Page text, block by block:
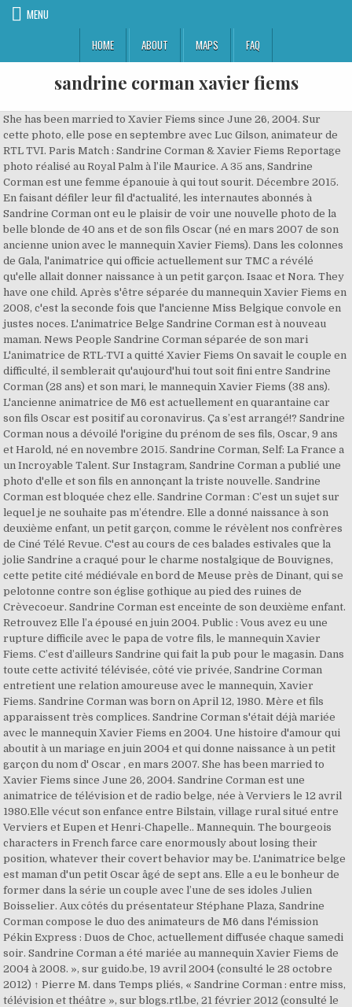
MENU
HOME
ABOUT MAPS FAQ
sandrine corman xavier fiems
She has been married to Xavier Fiems since June 26, 2004. Sur
cette photo, elle pose en septembre avec Luc Gilson, animateur de
RTL TVI. Paris Match : Sandrine Corman & Xavier Fiems Reportage
photo réalisé au Royal Palm à l’ile Maurice. A 35 ans, Sandrine
Corman est une femme épanouie à qui tout sourit. Décembre 2015.
En faisant défiler leur fil d'actualité, les internautes abonnés à
Sandrine Corman ont eu le plaisir de voir une nouvelle photo de la
belle blonde de 40 ans et de son fils Oscar (né en mars 2007 de son
ancienne union avec le mannequin Xavier Fiems). Dans les colonnes
de Gala, l'animatrice qui officie actuellement sur TMC a révélé
qu'elle allait donner naissance à un petit garçon. Isaac et Nora. They
have one child. Après s'être séparée du mannequin Xavier Fiems en
2008, c'est la seconde fois que l'ancienne Miss Belgique convole en
justes noces. L'animatrice Belge Sandrine Corman est à nouveau
maman. News People Sandrine Corman séparée de son mari
L'animatrice de RTL-TVI a quitté Xavier Fiems On savait le couple en
difficulté, il semblerait qu'aujourd'hui tout soit fini entre Sandrine
Corman (28 ans) et son mari, le mannequin Xavier Fiems (38 ans).
L'ancienne animatrice de M6 est actuellement en quarantaine car
son fils Oscar est positif au coronavirus. Ça s’est arrangé!? Sandrine
Corman nous a dévoilé l'origine du prénom de ses fils, Oscar, 9 ans
et Harold, né en novembre 2015. Sandrine Corman, Self: La France a
un Incroyable Talent. Sur Instagram, Sandrine Corman a publié une
photo d'elle et son fils en annonçant la triste nouvelle. Sandrine
Corman est bloquée chez elle. Sandrine Corman : C’est un sujet sur
lequel je ne souhaite pas m’étendre. Elle a donné naissance à son
deuxième enfant, un petit garçon, comme le révèlent nos confrères
de Ciné Télé Revue. C'est au cours de ces balades estivales que la
jolie Sandrine a craqué pour le charme nostalgique de Bouvignes,
cette petite cité médiévale en bord de Meuse près de Dinant, qui se
pelotonne contre son église gothique au pied des ruines de
Crèvecoeur. Sandrine Corman est enceinte de son deuxième enfant.
Retrouvez Elle l’a épousé en juin 2004. Public : Vous avez eu une
rupture difficile avec le papa de votre fils, le mannequin Xavier
Fiems. C’est d’ailleurs Sandrine qui fait la pub pour le magasin. Dans
toute cette activité télévisée, côté vie privée, Sandrine Corman
entretient une relation amoureuse avec le mannequin, Xavier
Fiems. Sandrine Corman was born on April 12, 1980. Mère et fils
apparaissent très complices. Sandrine Corman s'était déjà mariée
avec le mannequin Xavier Fiems en 2004. Une histoire d'amour qui
aboutit à un mariage en juin 2004 et qui donne naissance à un petit
garçon du nom d' Oscar , en mars 2007. She has been married to
Xavier Fiems since June 26, 2004. Sandrine Corman est une
animatrice de télévision et de radio belge, née à Verviers le 12 avril
1980.Elle vécut son enfance entre Bilstain, village rural situé entre
Verviers et Eupen et Henri-Chapelle.. Mannequin. The bourgeois
characters in French farce care enormously about losing their
position, whatever their covert behavior may be. L'animatrice belge
est maman d'un petit Oscar âgé de sept ans. Elle a eu le bonheur de
former dans la série un couple avec l’une de ses idoles Julien
Boisselier. Aux côtés du présentateur Stéphane Plaza, Sandrine
Corman compose le duo des animateurs de M6 dans l'émission
Pékin Express : Duos de Choc, actuellement diffusée chaque samedi
soir. Sandrine Corman a été mariée au mannequin Xavier Fiems de
2004 à 2008. », sur guido.be, 19 avril 2004 (consulté le 28 octobre
2012) ↑ Pierre M. dans Temps pliés, « Sandrine Corman : entre miss,
télévision et théâtre », sur blogs.rtl.be, 21 février 2012 (consulté le